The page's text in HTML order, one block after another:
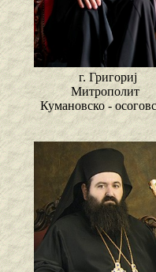
г. Григориј
Митрополит
Кумановско -